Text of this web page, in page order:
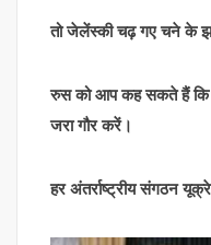
तो जेलेंस्की चढ़ गए चने के
रुस को आप कह सकते हैं कि
जरा गौर करें।
हर अंतर्राष्ट्रीय संगठन